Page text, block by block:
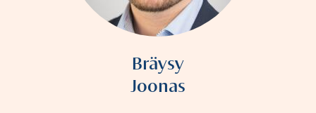
Bräysy
Joonas